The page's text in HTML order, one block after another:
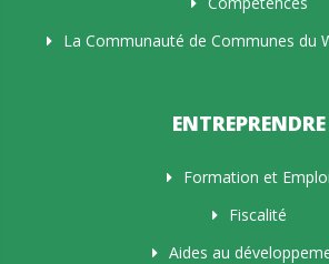
La Communauté de Communes du
ENTREPRENDRE
Formation et Emploi
Fiscalité
Aides au